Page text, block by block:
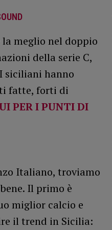
la meglio nel doppio
della serie C,
siciliani hanno
fatte, forti di
PER I PUNTI DI
Italiano, troviamo
Il primo è
miglior calcio e
il trend in Sicilia: